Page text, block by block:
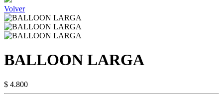
Volver
BALLOON LARGA
$ 4.800